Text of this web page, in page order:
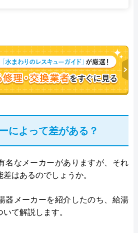
によって差がある？
名なメーカーがありますが、それ
はあるのでしょうか。
器メーカーを紹介したのち、給湯
て解説します。